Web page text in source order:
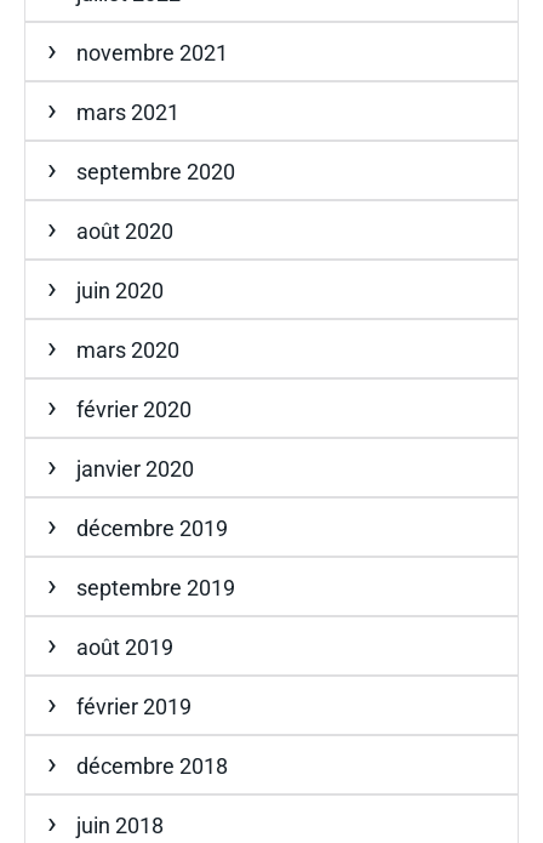
novembre 2021
mars 2021
septembre 2020
août 2020
juin 2020
mars 2020
février 2020
janvier 2020
décembre 2019
septembre 2019
août 2019
février 2019
décembre 2018
juin 2018